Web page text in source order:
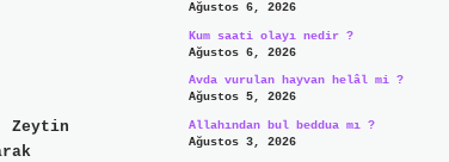
Zeytin
Ağustos 6, 2026
Kum saati olayı nedir ?
Ağustos 6, 2026
Avda vurulan hayvan helâl mi ?
Ağustos 5, 2026
Allahından bul beddua mı ?
Ağustos 3, 2026